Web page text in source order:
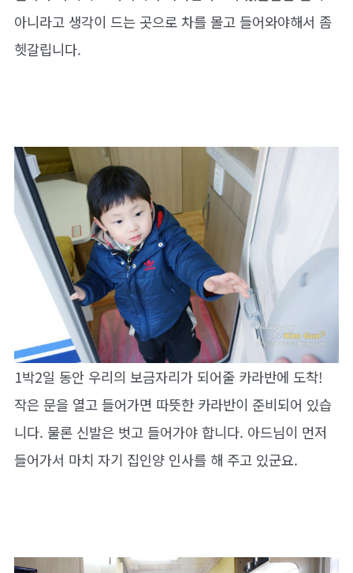
아니라고 생각이 드는 곳으로 차를 몰고 들어와야해서 좀
헷갈립니다.
1박2일 동안 우리의 보금자리가 되어줄 카라반에 도착!
작은 문을 열고 들어가면 따뜻한 카라반이 준비되어 있습
니다. 물론 신발은 벗고 들어가야 합니다. 아드님이 먼저
들어가서 마치 자기 집인양 인사를 해 주고 있군요.